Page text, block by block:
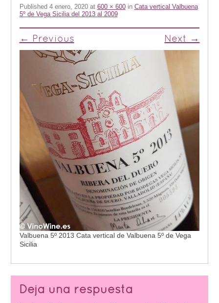
Published 4 enero, 2020at 600 × 600in Cata vertical Valbuena
5º de Vega Sicilia del 2013 al 2009
← Previous Next →
Valbuena 5º 2013 Cata vertical de Valbuena 5º de Vega
Sicilia
Deja una respuesta